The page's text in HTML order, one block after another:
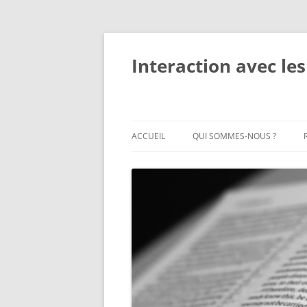
Interaction avec les
ACCUEIL QUI SOMMES-NOUS ?
MEMBRES DU PERSONNEL
OBJECTIFS ET ACTIVITÉS